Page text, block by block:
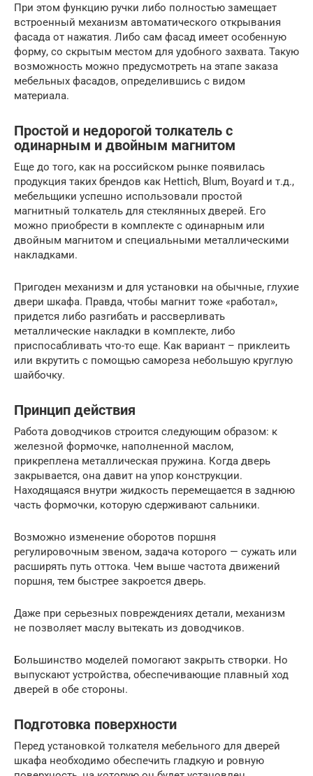
При этом функцию ручки либо полностью замещает
встроенный механизм автоматического открывания
фасада от нажатия. Либо сам фасад имеет особенную
форму, со скрытым местом для удобного захвата. Такую
возможность можно предусмотреть на этапе заказа
мебельных фасадов, определившись с видом
материала.
Простой и недорогой толкатель с
одинарным и двойным магнитом
Еще до того, как на российском рынке появилась
продукция таких брендов как Hettich, Blum, Boyard и т.д.,
мебельщики успешно использовали простой
магнитный толкатель для стеклянных дверей. Его
можно приобрести в комплекте с одинарным или
двойным магнитом и специальными металлическими
накладками.
Пригоден механизм и для установки на обычные, глухие
двери шкафа. Правда, чтобы магнит тоже «работал»,
придется либо разгибать и рассверливать
металлические накладки в комплекте, либо
приспосабливать что-то еще. Как вариант – приклеить
или вкрутить с помощью самореза небольшую круглую
шайбочку.
Принцип действия
Работа доводчиков строится следующим образом: к
железной формочке, наполненной маслом,
прикреплена металлическая пружина. Когда дверь
закрывается, она давит на упор конструкции.
Находящаяся внутри жидкость перемещается в заднюю
часть формочки, которую сдерживают сальники.
Возможно изменение оборотов поршня
регулировочным звеном, задача которого — сужать или
расширять путь оттока. Чем выше частота движений
поршня, тем быстрее закроется дверь.
Даже при серьезных повреждениях детали, механизм
не позволяет маслу вытекать из доводчиков.
Большинство моделей помогают закрыть створки. Но
выпускают устройства, обеспечивающие плавный ход
дверей в обе стороны.
Подготовка поверхности
Перед установкой толкателя мебельного для дверей
шкафа необходимо обеспечить гладкую и ровную